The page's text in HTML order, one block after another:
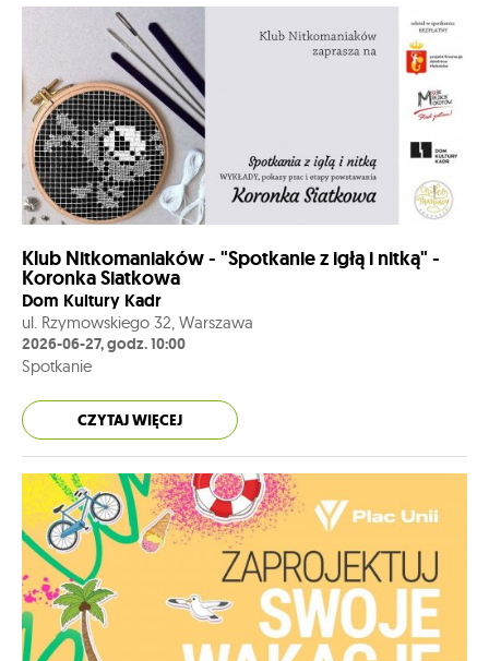
Klub Nitkomaniaków - "Spotkanie z igłą i nitką" -
Koronka Siatkowa
Dom Kultury Kadr
ul. Rzymowskiego 32, Warszawa
2026-06-27, godz. 10:00
Spotkanie
CZYTAJ WIĘCEJ